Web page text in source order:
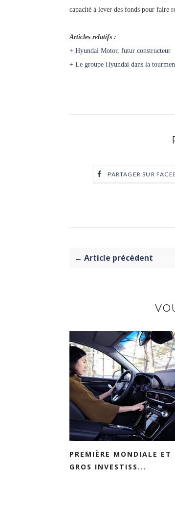
capacité à lever des fonds pour faire
Articles relatifs :
+ Hyundai Motor, futur constructeur
+ Le groupe Hyundai dans la
PARTAGER SUR
← Article précédent
PREMIÈRE MONDIALE ET
GROS INVESTISS...